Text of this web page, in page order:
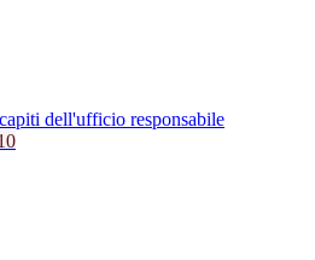
dell'ufficio responsabile